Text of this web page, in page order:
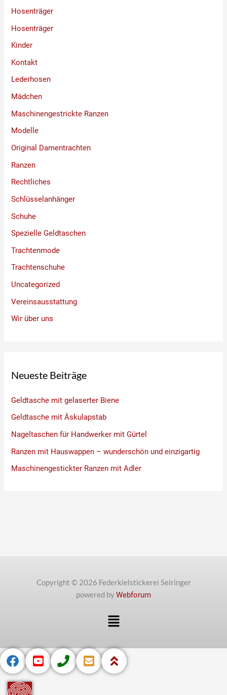
Hosenträger
Hosenträger
Kinder
Kontakt
Lederhosen
Mädchen
Maschinengestrickte Ranzen
Modelle
Original Damentrachten
Ranzen
Rechtliches
Schlüsselanhänger
Schuhe
Spezielle Geldtaschen
Trachtenmode
Trachtenschuhe
Uncategorized
Vereinsausstattung
Wir über uns
Neueste Beiträge
Geldtasche mit gelaserter Biene
Geldtasche mit Äskulapstab
Nageltaschen für Handwerker mit Gürtel
Ranzen mit Hauswappen – wunderschön und einzigartig
Maschinengestickter Ranzen mit Adler
Copyright © 2026 Federkielstickerei Seiringer
powered byWebforum
Menü